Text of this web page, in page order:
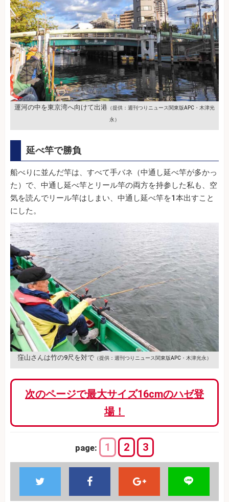
運河の中を東京湾へ向けて出港 （提供：週刊つりニュース関東版APC・木津光
永）
延べ竿で勝負
船べりに並んだ竿は、すべて手バネ（中通し延べ竿が多かっ
た）で、中通し延べ竿とリール竿の両方を持参した私も、空
気を読んでリール竿はしまい、中通し延べ竿を1本出すこと
にした。
窪山さんは竹の9尺を対で （提供：週刊つりニュース関東版APC・木津光永）
次のページで最大サイズ16cmのハゼ登
場！
page: 1 2 3